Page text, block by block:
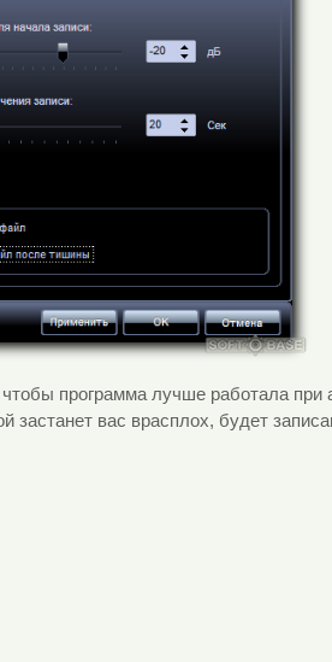
программа лучше работала при
застанет вас врасплох, будет